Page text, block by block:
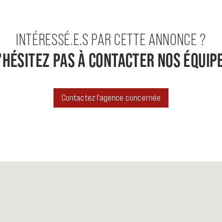
PAS À CONTACTER NOS
INTÉRESSÉ.E.S PAR CETTE ANNONCE ?
Contactez l'agence concernée